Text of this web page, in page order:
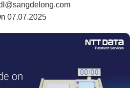
07.07.2025